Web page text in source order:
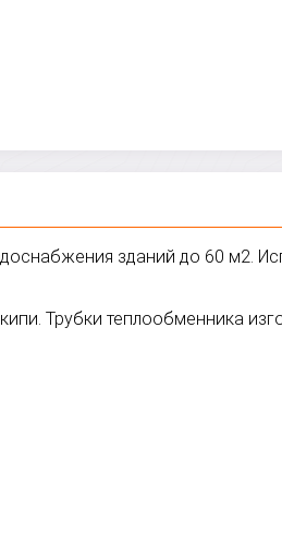
зданий до 60 м2.
Трубки теплообменника